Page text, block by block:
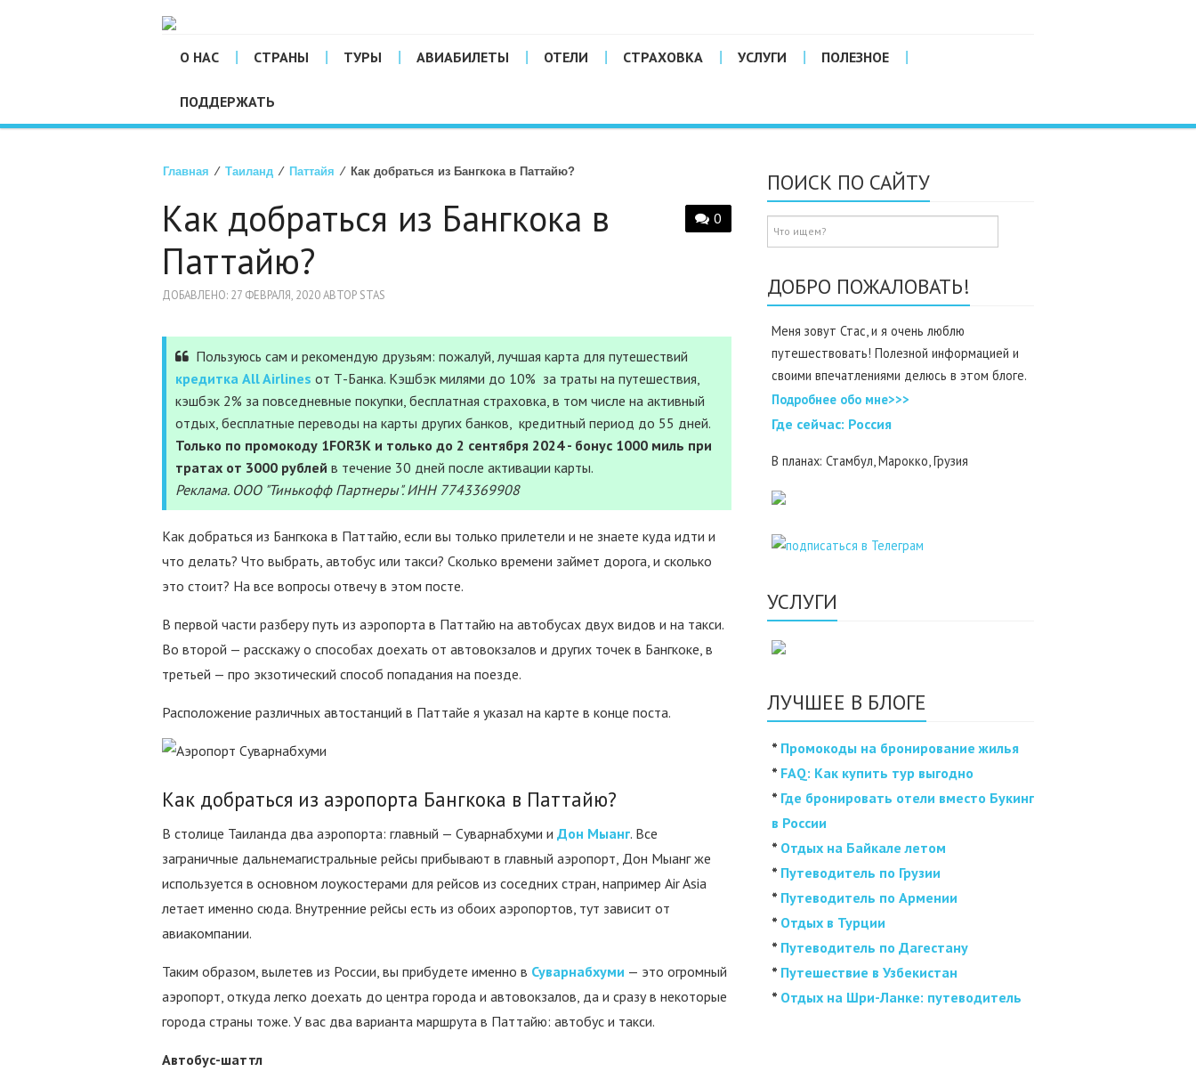
О НАС СТРАНЫ ТУРЫ АВИАБИЛЕТЫ ОТЕЛИ СТРАХОВКА УСЛУГИ ПОЛЕЗНОЕ
ПОДДЕРЖАТЬ
Главная ⁄ Таиланд ⁄ Паттайя ⁄ Как добраться из Бангкока в Паттайю?
0
Как добраться из Бангкока в
Паттайю?
ДОБАВЛЕНО: 27 ФЕВРАЛЯ, 2020 АВТОР STAS
Пользуюсь сам и рекомендую друзьям: пожалуй, лучшая карта для путешествий
кредитка All Airlines от Т-Банка. Кэшбэк милями до 10% за траты на путешествия,
кэшбэк 2% за повседневные покупки, бесплатная страховка, в том числе на активный
отдых, бесплатные переводы на карты других банков, кредитный период до 55 дней.
Только по промокоду 1FOR3K и только до 2 сентября 2024 - бонус 1000 миль при
тратах от 3000 рублей в течение 30 дней после активации карты.
Реклама. ООО "Тинькофф Партнеры". ИНН 7743369908
Как добраться из Бангкока в Паттайю, если вы только прилетели и не знаете куда идти и
что делать? Что выбрать, автобус или такси? Сколько времени займет дорога, и сколько
это стоит? На все вопросы отвечу в этом посте.
В первой части разберу путь из аэропорта в Паттайю на автобусах двух видов и на такси.
Во второй — расскажу о способах доехать от автовокзалов и других точек в Бангкоке, в
третьей — про экзотический способ попадания на поезде.
Расположение различных автостанций в Паттайе я указал на карте в конце поста.
Как добраться из аэропорта Бангкока в Паттайю?
В столице Таиланда два аэропорта: главный — Суварнабхуми и Дон Мыанг. Все
заграничные дальнемагистральные рейсы прибывают в главный аэропорт, Дон Мыанг же
используется в основном лоукостерами для рейсов из соседних стран, например Air Asia
летает именно сюда. Внутренние рейсы есть из обоих аэропортов, тут зависит от
авиакомпании.
Таким образом, вылетев из России, вы прибудете именно в Суварнабхуми — это огромный
аэропорт, откуда легко доехать до центра города и автовокзалов, да и сразу в некоторые
города страны тоже. У вас два варианта маршрута в Паттайю: автобус и такси.
Автобус-шаттл
ПОИСК ПО САЙТУ
ДОБРО ПОЖАЛОВАТЬ!
Меня зовут Стас, и я очень люблю
путешествовать! Полезной информацией и
своими впечатлениями делюсь в этом блоге.
Подробнее обо мне>>>
Где cейчас: Россия
В планах: Стамбул, Марокко, Грузия
УСЛУГИ
ЛУЧШЕЕ В БЛОГЕ
* Промокоды на бронирование жилья
* FAQ: Как купить тур выгодно
* Где бронировать отели вместо Букинг
в России
* Отдых на Байкале летом
* Путеводитель по Грузии
* Путеводитель по Армении
* Отдых в Турции
* Путеводитель по Дагестану
* Путешествие в Узбекистан
* Отдых на Шри-Ланке: путеводитель